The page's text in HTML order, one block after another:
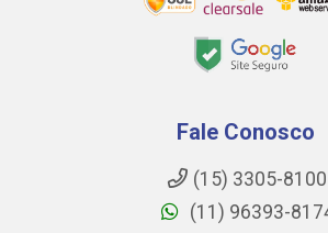
Fale Conosco
(15) 3305-8100
(11) 96393-